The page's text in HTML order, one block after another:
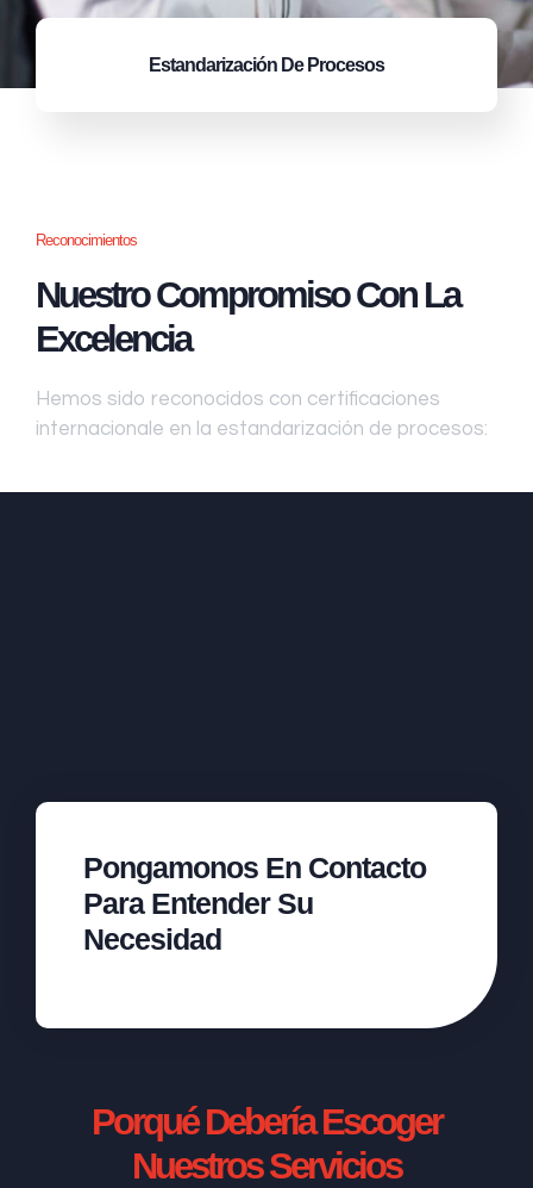
Estandarización De Procesos
Reconocimientos
Nuestro Compromiso Con La
Excelencia
Hemos sido reconocidos con certificaciones
internacionale en la estandarización de procesos:
Pongamonos En Contacto
Para Entender Su
Necesidad
Porqué Debería Escoger
Nuestros Servicios